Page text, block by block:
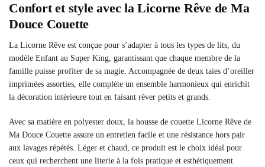
Confort et style avec la Licorne Rêve de Ma
Douce Couette
La Licorne Rêve est conçue pour s’adapter à tous les types de lits, du
modèle Enfant au Super King, garantissant que chaque membre de la
famille puisse profiter de sa magie. Accompagnée de deux taies d’oreiller
imprimées assorties, elle complète un ensemble harmonieux qui enrichit
la décoration intérieure tout en faisant rêver petits et grands.
Avec sa matière en polyester doux, la housse de couette Licorne Rêve de
Ma Douce Couette assure un entretien facile et une résistance hors pair
aux lavages répétés. Léger et chaud, ce produit est le choix idéal pour
ceux qui recherchent une literie à la fois pratique et esthétiquement